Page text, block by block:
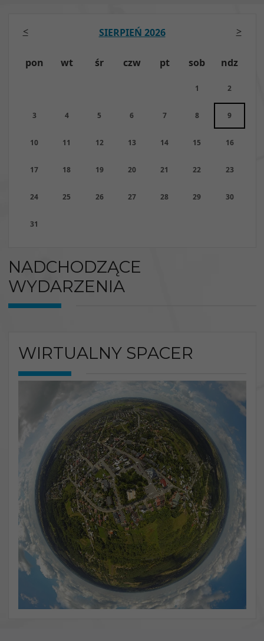
SIERPIEŃ 2026
pon wt śr czw pt sob ndz
1 2
3 4 5 6 7 8 9
10 11 12 13 14 15 16
17 18 19 20 21 22 23
24 25 26 27 28 29 30
31
< >
NADCHODZĄCE
WYDARZENIA
WIRTUALNY SPACER